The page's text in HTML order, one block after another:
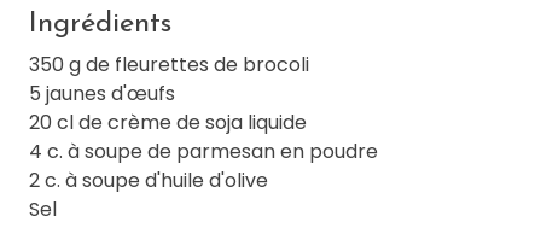
Ingrédients
350 g de fleurettes de brocoli
5 jaunes d'œufs
20 cl de crème de soja liquide
4 c. à soupe de parmesan en poudre
2 c. à soupe d'huile d'olive
Sel